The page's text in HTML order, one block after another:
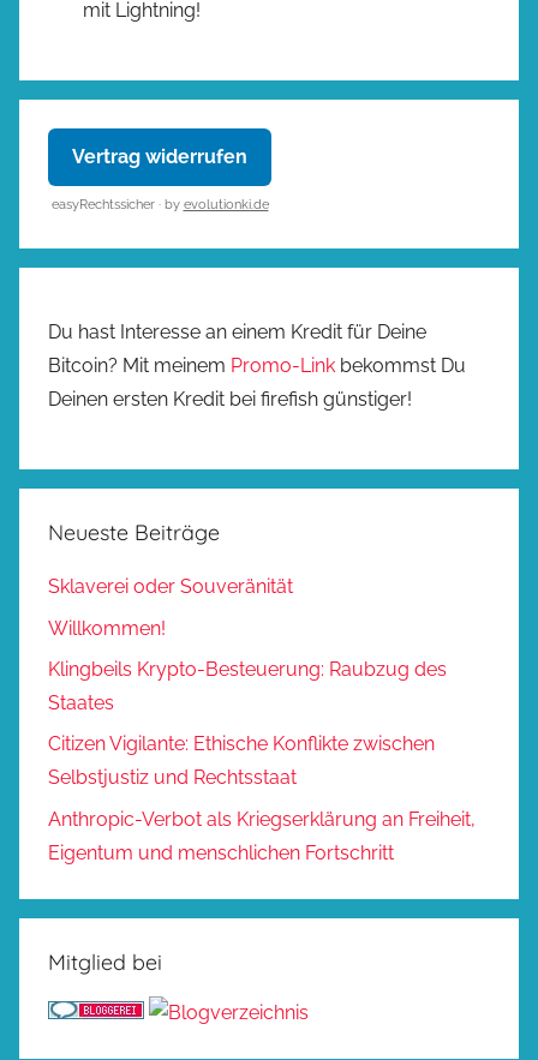
mit Lightning!
Vertrag widerrufen
easyRechtssicher · by evolutionki.de
Du hast Interesse an einem Kredit für Deine
Bitcoin? Mit meinem Promo-Link bekommst Du
Deinen ersten Kredit bei firefish günstiger!
Neueste Beiträge
Sklaverei oder Souveränität
Willkommen!
Klingbeils Krypto-Besteuerung: Raubzug des
Staates
Citizen Vigilante: Ethische Konflikte zwischen
Selbstjustiz und Rechtsstaat
Anthropic-Verbot als Kriegserklärung an Freiheit,
Eigentum und menschlichen Fortschritt
Mitglied bei